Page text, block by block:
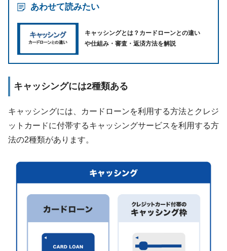
あわせて読みたい
キャッシングとは？カードローンとの違い
や仕組み・審査・返済方法を解説
キャッシングには2種類ある
キャッシングには、カードローンを利用する方法とクレジ
ットカードに付帯するキャッシングサービスを利用する方
法の2種類があります。